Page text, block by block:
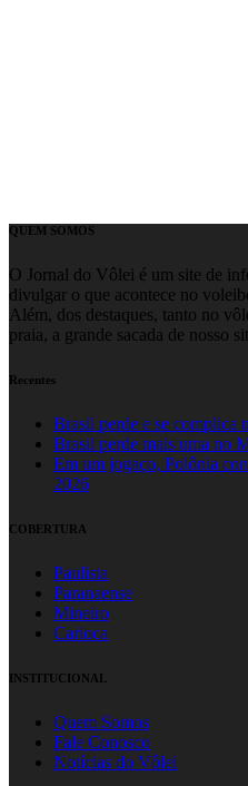
QUEM SOMOS
O Jornal do Vôlei é um site de
divulgar o que acontece no
Além, dos destaques, tanto no
praia, a grande sacada de nosso
Recentes
Brasil perde e se
Brasil perde mais uma no
Em um jogaço, Polônia
2026
COBERTURA
Paulista
Paranaense
Mineiro
Carioca
INSTITUCIONAL
Quem Somos
Fale Conosco
Notícias do Vôlei